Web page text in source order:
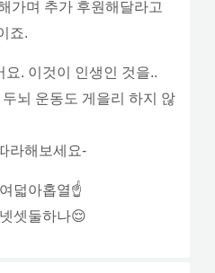
가며 추가 후원해달라고
죠.
. 이것이 인생인 것을..
뇌 운동도 게을리 하지 않
라해보세요-
덟아홉열☝️
셋둘하나😌